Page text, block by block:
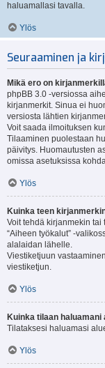
haluamallasi tavalla.
Ylös
Seuraaminen ja
Mikä ero on
phpBB 3.0 -versiossa
kirjanmerkit. Sinua ei
versiosta lähtien
Voit saada ilmoituksen
Tilaaminen puolestaan
päivitys. Huomautusten
omissa asetuksissa
Ylös
Kuinka teen
Voit tehdä kirjanmekin
“Aiheen työkalut” -
alalaidan lähelle.
Viestiketjuun
viestiketjun.
Ylös
Kuinka tilaan haluamani
Tilataksesi haluamasi
Ylös